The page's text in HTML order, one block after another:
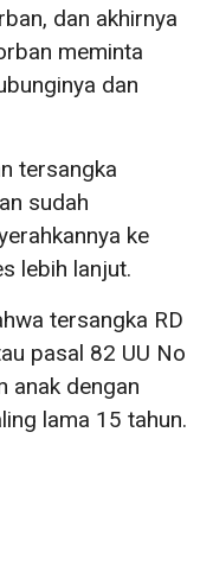
dan akhirnya
meminta
dan
tersangka
sudah
ke
lebih lanjut.
tersangka RD
pasal 82 UU No
anak dengan
lama 15 tahun.